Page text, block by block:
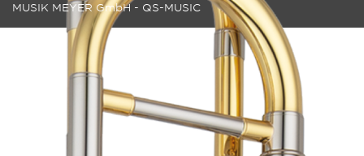
MUSIK MEYER GmbH - QS-MUSIC